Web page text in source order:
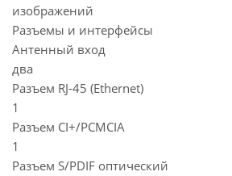
изображений
Разъемы и интерфейсы
Антенный вход
два
Разъем RJ-45 (Ethernet)
1
Разъем CI+/PCMCIA
1
Разъем S/PDIF оптический